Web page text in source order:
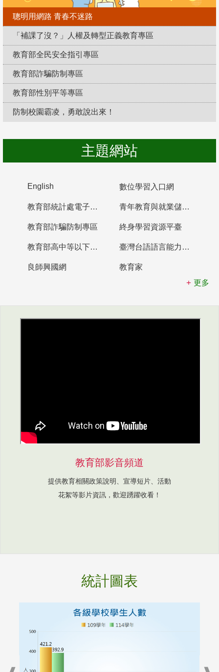
聰明用網路 青春不迷路
「補課了沒？」人權及轉型正義教育專區
教育部全民安全指引專區
教育部詐騙防制專區
教育部性別平等專區
防制校園霸凌，勇敢說出來！
主題網站
English 數位學習入口網
教育部統計處電子書櫃 青年教育與就業儲蓄帳戶
教育部詐騙防制專區 終身學習資源平臺
教育部高中等以下學校及幼兒園教師資格檢定考試 臺灣台語語言能力認證網站
良師興國網
教育家
更多
教育部影音頻道
提供教育相關政策說明、宣導短片、活動
花絮等影片資訊，歡迎踴躍收看！
統計圖表